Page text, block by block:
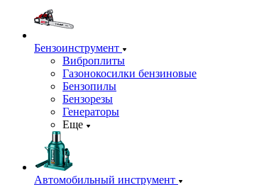
Бензоинструмент
Виброплиты
Газонокосилки бензиновые
Бензопилы
Бензорезы
Генераторы
Еще
Автомобильный инструмент